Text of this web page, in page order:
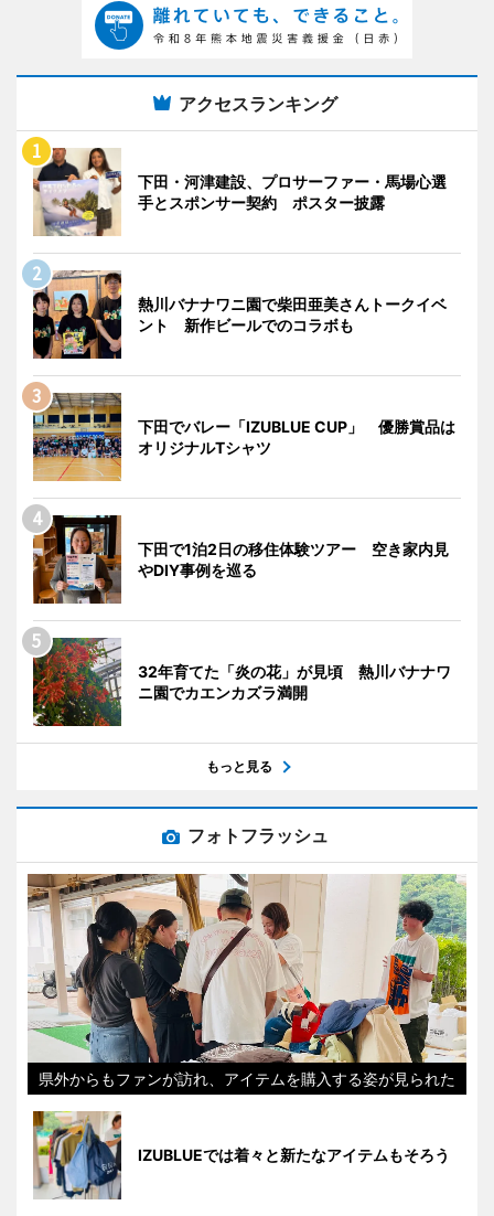
アクセスランキング
下田・河津建設、プロサーファー・馬場心選
手とスポンサー契約 ポスター披露
熱川バナナワニ園で柴田亜美さんトークイベ
ント 新作ビールでのコラボも
下田でバレー「IZUBLUE CUP」 優勝賞品は
オリジナルTシャツ
下田で1泊2日の移住体験ツアー 空き家内見
やDIY事例を巡る
32年育てた「炎の花」が見頃 熱川バナナワ
ニ園でカエンカズラ満開
もっと見る
フォトフラッシュ
県外からもファンが訪れ、アイテムを購入する姿が見られた
IZUBLUEでは着々と新たなアイテムもそろう